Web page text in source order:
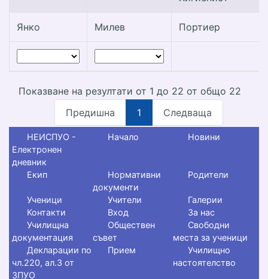
Янко Милев Портиер
Показване на резултати от 1 до 22 от общо 22
Предишна
1 Следваща
НЕИСПУО -
Електронен
дневник
Начало Новини
Екип
Нормативни
документи
Родители
Ученици Учители
Галерии
Контакти
Вход
За нас
Училищна
документация
Обществен
съвет
Свободни
места за ученици
Декларации по
чл.220, ал.3 от
ЗПУО
Прием
Училищно
настоятелство